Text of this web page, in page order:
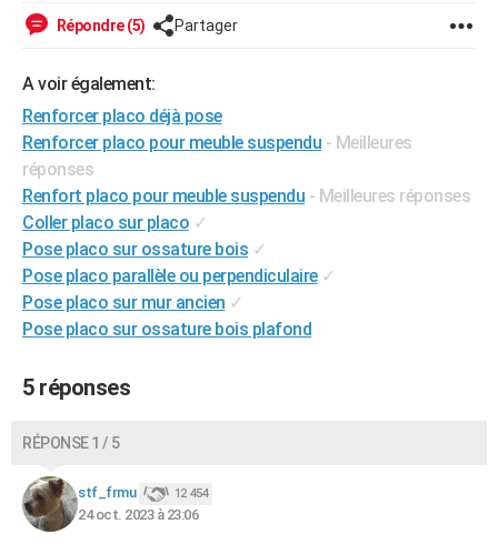
Répondre (5) Partager
A voir également:
Renforcer placo déjà pose
Renforcer placo pour meuble suspendu - Meilleures
réponses
Renfort placo pour meuble suspendu - Meilleures réponses
Coller placo sur placo ✓
Pose placo sur ossature bois ✓
Pose placo parallèle ou perpendiculaire ✓
Pose placo sur mur ancien ✓
Pose placo sur ossature bois plafond
5 réponses
RÉPONSE 1 / 5
stf_frmu 12 454
24 oct. 2023 à 23:06